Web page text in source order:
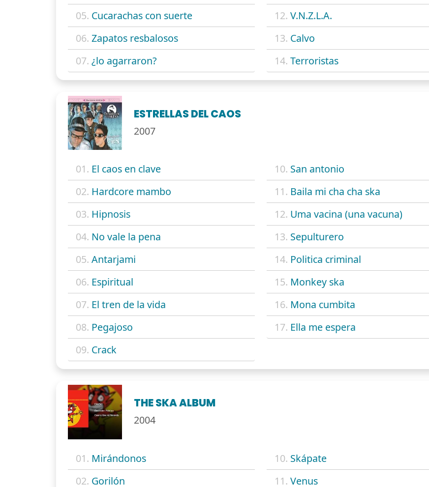
05. Cucarachas con suerte
06. Zapatos resbalosos
07. ¿lo agarraron?
12. V.N.Z.L.A.
13. Calvo
14. Terroristas
ESTRELLAS DEL CAOS
2007
01. El caos en clave
02. Hardcore mambo
03. Hipnosis
04. No vale la pena
05. Antarjami
06. Espiritual
07. El tren de la vida
08. Pegajoso
09. Crack
10. San antonio
11. Baila mi cha cha ska
12. Uma vacina (una vacuna)
13. Sepulturero
14. Politica criminal
15. Monkey ska
16. Mona cumbita
17. Ella me espera
THE SKA ALBUM
2004
01. Mirándonos
02. Gorilón
10. Skápate
11. Venus